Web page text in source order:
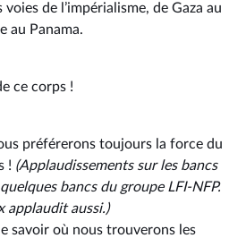
de l’impérialisme, de Gaza au
au Panama.
ce corps !
préférerons toujours la force du
! (Applaudissements sur les bancs
bancs du groupe LFI-NFP.
applaudit aussi.)
savoir où nous trouverons les